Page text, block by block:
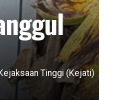
Tinggi (Kejati)